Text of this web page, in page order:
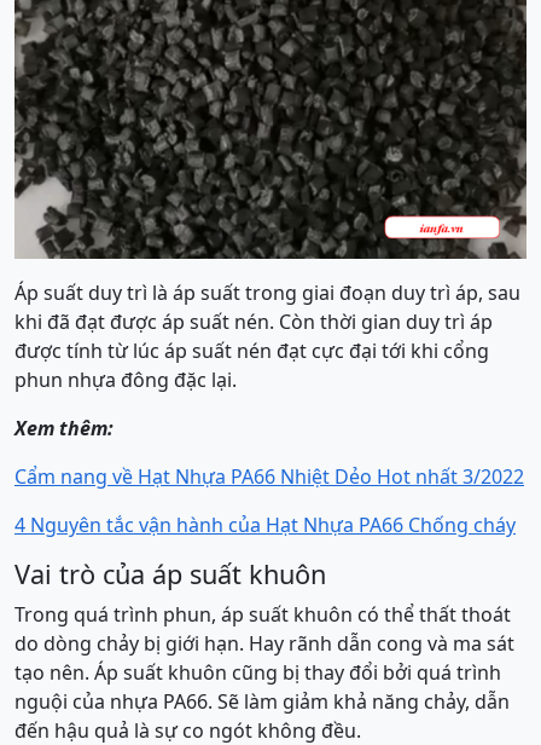
Áp suất duy trì là áp suất trong giai đoạn duy trì áp, sau
khi đã đạt được áp suất nén. Còn thời gian duy trì áp
được tính từ lúc áp suất nén đạt cực đại tới khi cổng
phun nhựa đông đặc lại.
Xem thêm:
Cẩm nang về Hạt Nhựa PA66 Nhiệt Dẻo Hot nhất 3/2022
4 Nguyên tắc vận hành của Hạt Nhựa PA66 Chống cháy
Vai trò của áp suất khuôn
Trong quá trình phun, áp suất khuôn có thể thất thoát
do dòng chảy bị giới hạn. Hay rãnh dẫn cong và ma sát
tạo nên. Áp suất khuôn cũng bị thay đổi bởi quá trình
nguội của nhựa PA66. Sẽ làm giảm khả năng chảy, dẫn
đến hậu quả là sự co ngót không đều.